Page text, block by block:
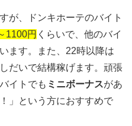
が、ドンキホーテのバイト
1100円 くらいで 、他のバイ
ます。また、22時以降は
だいで結構稼げます。頑張
イトでも ミニボーナスがあ
」という方におすすめで